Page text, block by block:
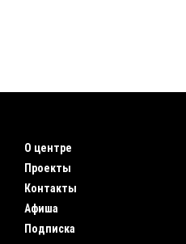
О центре
Проекты
Контакты
Афиша
Подписка